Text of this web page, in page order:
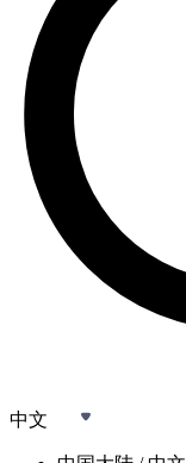
中文